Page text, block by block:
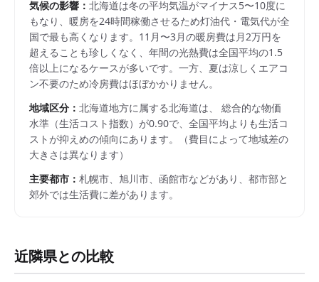
気候の影響： 北海道は冬の平均気温がマイナス5〜10度に
もなり、暖房を24時間稼働させるため灯油代・電気代が全
国で最も高くなります。11月〜3月の暖房費は月2万円を
超えることも珍しくなく、年間の光熱費は全国平均の1.5
倍以上になるケースが多いです。一方、夏は涼しくエアコ
ン不要のため冷房費はほぼかかりません。
地域区分： 北海道地方に属する北海道は、 総合的な物価
水準（生活コスト指数）が0.90で、 全国平均よりも生活コ
ストが抑えめの傾向にあります。
（費目によって地域差の
大きさは異なります）
主要都市： 札幌市、旭川市、函館市などがあり、都市部と
郊外では生活費に差があります。
近隣県との比較